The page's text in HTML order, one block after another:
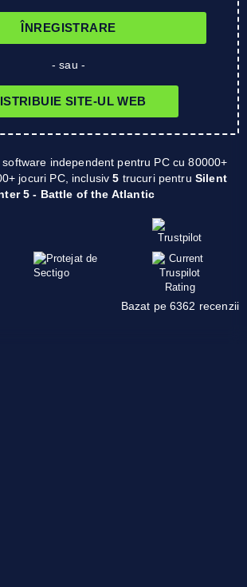
ÎNREGISTRARE
- sau -
SITE-UL WEB
independent pentru PC cu 80000+
jocuri PC, inclusiv5 trucuri pentru Silent
5 - Battle of the Atlantic
Bazat pe 6362 recenzii